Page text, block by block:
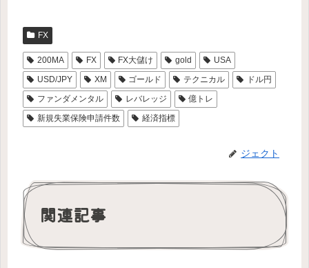
FX
200MA FX FX大儲け gold
USA
USD/JPY
XM ゴールド テクニカル
ドル円
ファンダメンタル
レバレッジ
億トレ
新規失業保険申請件数
経済指標
ジェクト
関連記事